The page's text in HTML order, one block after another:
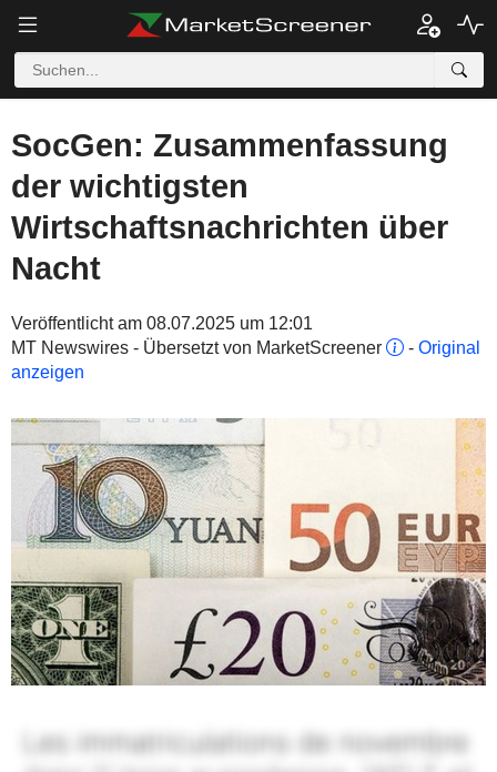
SocGen: Zusammenfassung
der wichtigsten
Wirtschaftsnachrichten über
Nacht
Veröffentlicht am 08.07.2025 um 12:01
MT Newswires - Übersetzt von MarketScreener
- Original
anzeigen